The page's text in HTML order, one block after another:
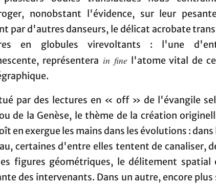
nonobstant l'évidence, sur leur
par d'autres danseurs, le délicat acrobate
en globules virevoltants : l'une
représentera in finel'atome vital de
par des lectures en « off » de l'évangile
de la Genèse, le thème de la création
en exergue les mains dans les évolutions :
certaines d'entre elles tentent de canaliser,
figures géométriques, le délitement
des intervenants. Dans un autre, encore plus